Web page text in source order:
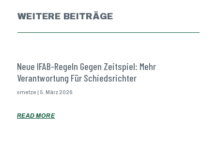
WEITERE BEITRÄGE
Neue IFAB-Regeln Gegen Zeitspiel: Mehr
Verantwortung Für Schiedsrichter
smetze 5. März 2026
READ MORE